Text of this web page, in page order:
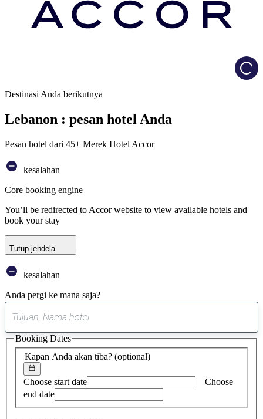
Destinasi Anda berikutnya
Lebanon : pesan hotel Anda
Pesan hotel dari 45+ Merek Hotel Accor
kesalahan
Core booking engine
You’ll be redirected to Accor website to view available hotels and
book your stay
Tutup jendela
kesalahan
Anda pergi ke mana saja?
saran
ditemukan
Kapan Anda akan tiba? (optional)
Choose start date
Choose
end date
Booking Dates